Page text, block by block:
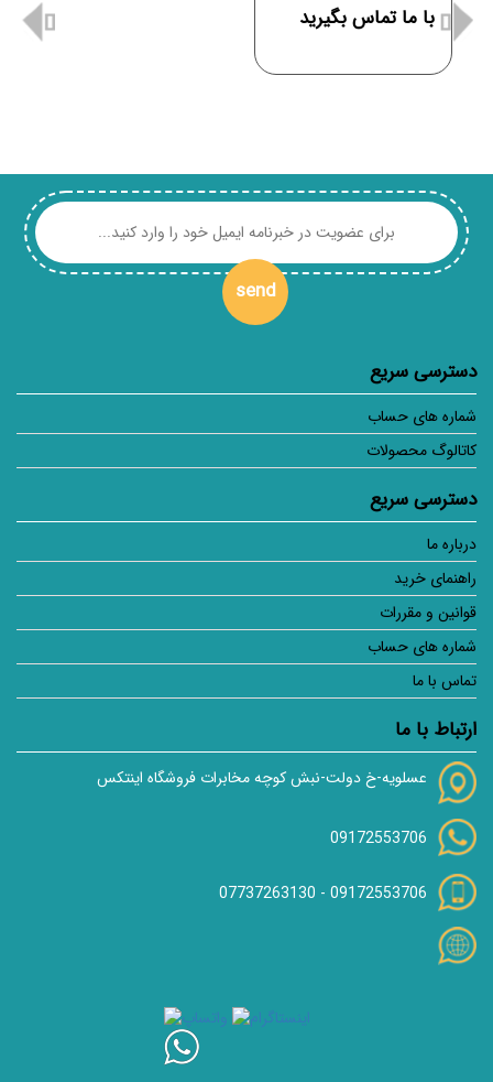
با ما تماس بگیرید
send
دسترسی سریع
شماره های حساب
کاتالوگ محصولات
دسترسی سریع
درباره ما
راهنمای خرید
قوانین و مقررات
شماره های حساب
تماس با ما
ارتباط با ما
عسلویه-خ دولت-نبش کوچه مخابرات فروشگاه اینتکس
09172553706
09172553706
-
07737263130